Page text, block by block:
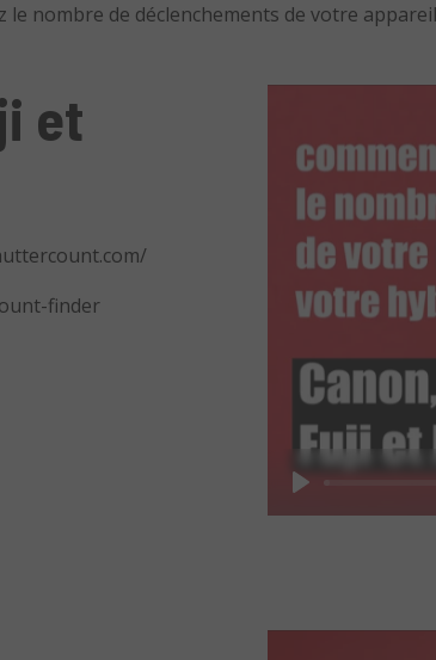
nombre de déclenchements de votre
et
finder
Play